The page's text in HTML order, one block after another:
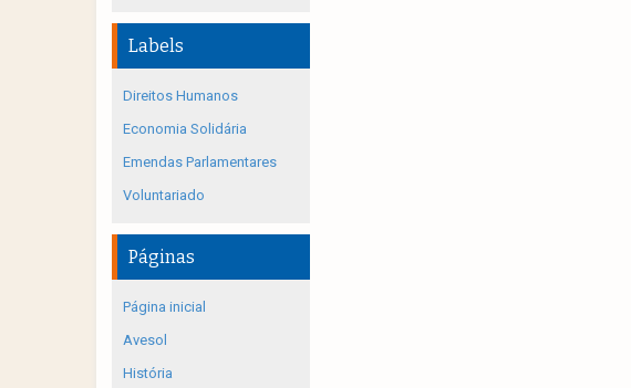
Labels
Direitos Humanos
Economia Solidária
Emendas Parlamentares
Voluntariado
Páginas
Página inicial
Avesol
História